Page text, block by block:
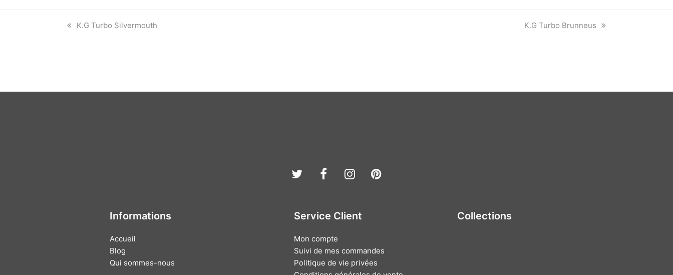
previous
K.G Turbo Silvermouth
next
K.G Turbo Brunneus
TwitterFacebook
Instagram
Pinterest
Informations
Accueil
Blog
Qui sommes-nous
Service Client
Mon compte
Suivi de mes commandes
Politique de vie privées
Collections